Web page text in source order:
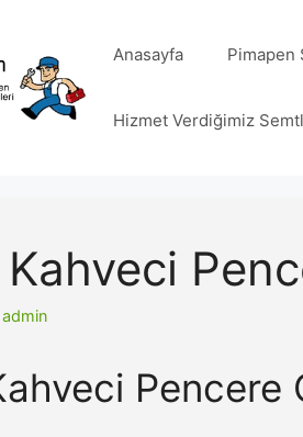
Anasayfa Pimapen
Hizmet Verdiğimiz
admin
Pencere